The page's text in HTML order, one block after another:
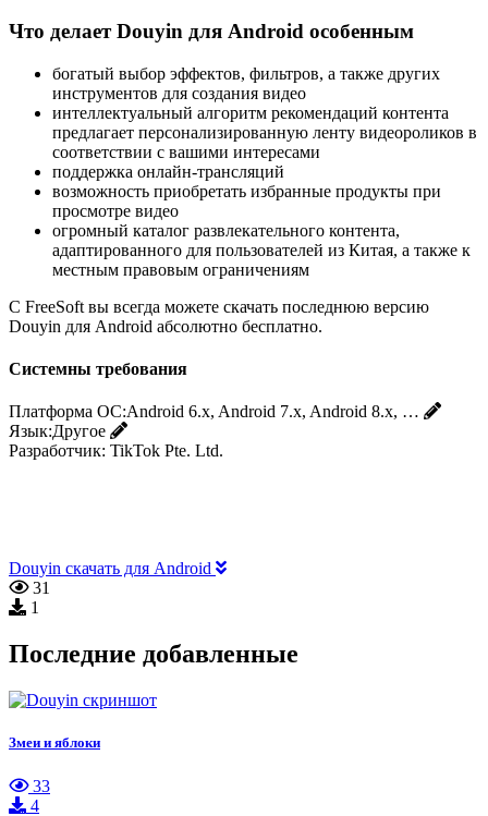
Что делает Douyin для Android особенным
богатый выбор эффектов, фильтров, а также других
инструментов для создания видео
интеллектуальный алгоритм рекомендаций контента
предлагает персонализированную ленту видеороликов в
соответствии с вашими интересами
поддержка онлайн-трансляций
возможность приобретать избранные продукты при
просмотре видео
огромный каталог развлекательного контента,
адаптированного для пользователей из Китая, а также к
местным правовым ограничениям
С FreeSoft вы всегда можете скачать последнюю версию
Douyin для Android абсолютно бесплатно.
Системны требования
Платформа ОС:Android 6.x, Android 7.x, Android 8.x, …
Язык:Другое
Разработчик: TikTok Pte. Ltd.
Douyin скачать для Android
31
1
Последние добавленные
Змеи и яблоки
33
4